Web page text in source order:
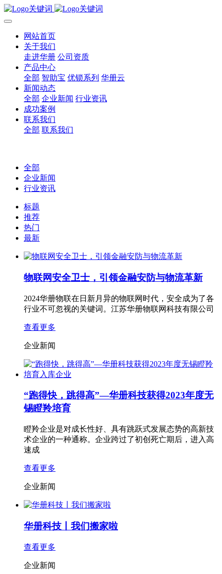
网站首页
关于我们
走进华册 公司资质
产品中心
全部 智助宝 优锁系列 华册云
新闻动态
全部 企业新闻 行业资讯
成功案例
联系我们
全部 联系我们
全部
企业新闻
行业资讯
标题
推荐
热门
最新
物联网安全卫士，引领金融安防与物流革新
2024华册物联在日新月异的物联网时代，安全成为了各
行业不可忽视的关键词。江苏华册物联网科技有限公司
查看更多
企业新闻
“跑得快，跳得高”—华册科技获得2023年度无
锡瞪羚培育
瞪羚企业是对成长性好、具有跳跃式发展态势的高新技
术企业的一种通称。企业跨过了初创死亡期后，进入高
速成
查看更多
企业新闻
华册科技丨我们搬家啦
查看更多
企业新闻